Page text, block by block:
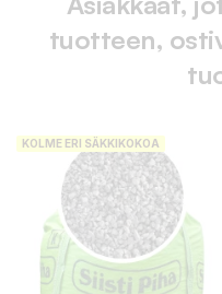
tuotteen,
KOLME ERI SÄKKIKOKOA